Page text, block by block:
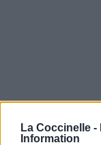
La Coccinelle -
Information